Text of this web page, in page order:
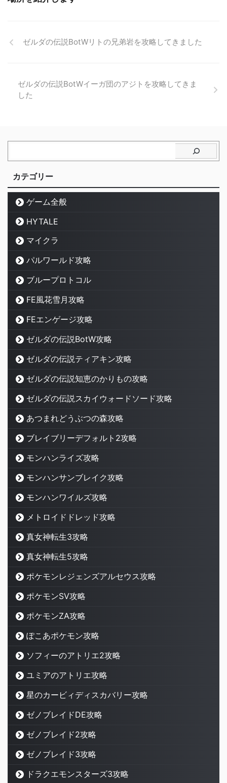
ゼルダの伝説BotWリトの兄弟岩を攻略してきました
ゼルダの伝説BotWイーガ団のアジトを攻略してきま
した
カテゴリー
ゲーム全般
HYTALE
マイクラ
パルワールド攻略
ブループロトコル
FE風花雪月攻略
FEエンゲージ攻略
ゼルダの伝説BotW攻略
ゼルダの伝説ティアキン攻略
ゼルダの伝説知恵のかりもの攻略
ゼルダの伝説スカイウォードソード攻略
あつまれどうぶつの森攻略
ブレイブリーデフォルト2攻略
モンハンライズ攻略
モンハンサンブレイク攻略
モンハンワイルズ攻略
メトロイドドレッド攻略
真女神転生3攻略
真女神転生5攻略
ポケモンレジェンズアルセウス攻略
ポケモンSV攻略
ポケモンZA攻略
ぽこあポケモン攻略
ソフィーのアトリエ2攻略
ユミアのアトリエ攻略
星のカービィディスカバリー攻略
ゼノブレイドDE攻略
ゼノブレイド2攻略
ゼノブレイド3攻略
ドラクエモンスターズ3攻略